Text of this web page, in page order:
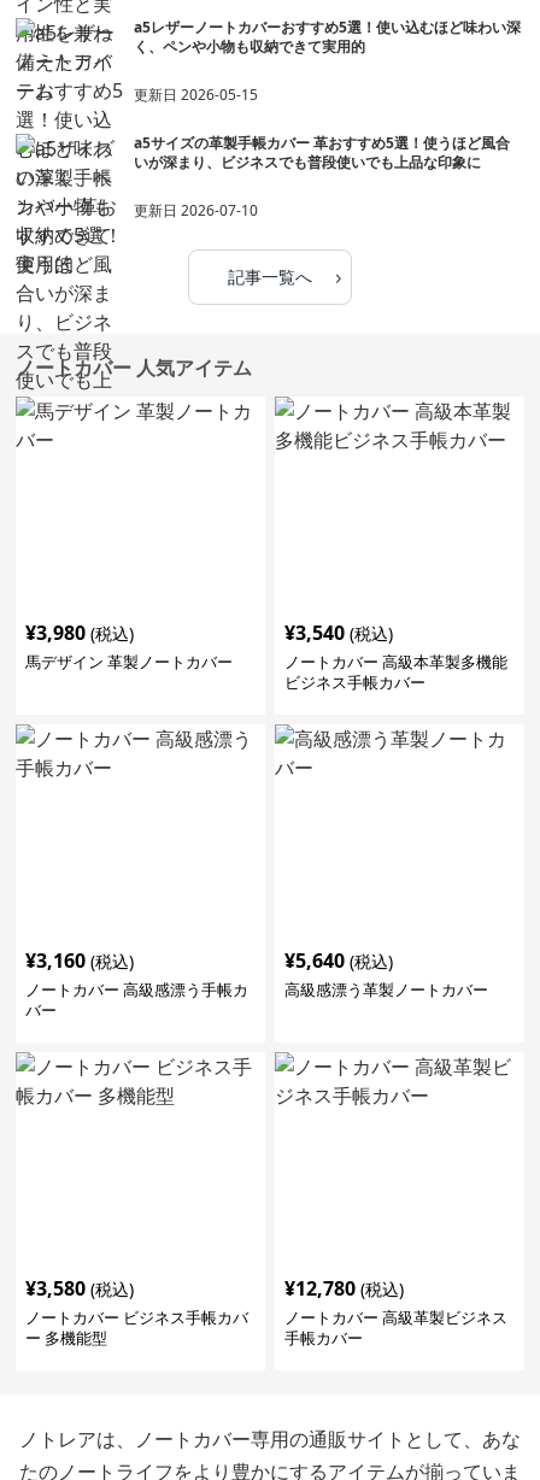
a5レザーノートカバーおすすめ5選！使い込むほど味わい深
く、ペンや小物も収納できて実用的
更新日2026-05-15
a5サイズの革製手帳カバー 革おすすめ5選！使うほど風合
いが深まり、ビジネスでも普段使いでも上品な印象に
更新日2026-07-10
記事一覧へ ›
ノートカバー 人気アイテム
¥3,980 (税込)
馬デザイン 革製ノートカバー
¥3,540 (税込)
ノートカバー 高級本革製多機能
ビジネス手帳カバー
¥3,160 (税込)
ノートカバー 高級感漂う手帳カ
バー
¥5,640 (税込)
高級感漂う革製ノートカバー
¥3,580 (税込)
ノートカバー ビジネス手帳カバ
ー 多機能型
¥12,780 (税込)
ノートカバー 高級革製ビジネス
手帳カバー
ノトレアは、ノートカバー専用の通販サイトとして、あな
たのノートライフをより豊かにするアイテムが揃っていま